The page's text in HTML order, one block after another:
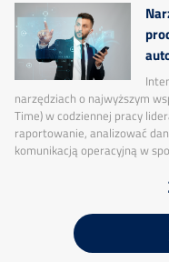
narzędziach o najwyższym
Time) w codziennej pracy
raportowanie, analizować
komunikacją operacyjną w